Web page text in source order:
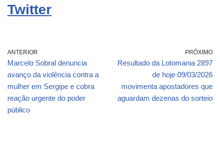
Twitter
ANTERIOR
Marcelo Sobral denuncia
avanço da violência contra a
mulher em Sergipe e cobra
reação urgente do poder
público
PRÓXIMO
Resultado da Lotomania 2897
de hoje 09/03/2026
movimenta apostadores que
aguardam dezenas do sorteio